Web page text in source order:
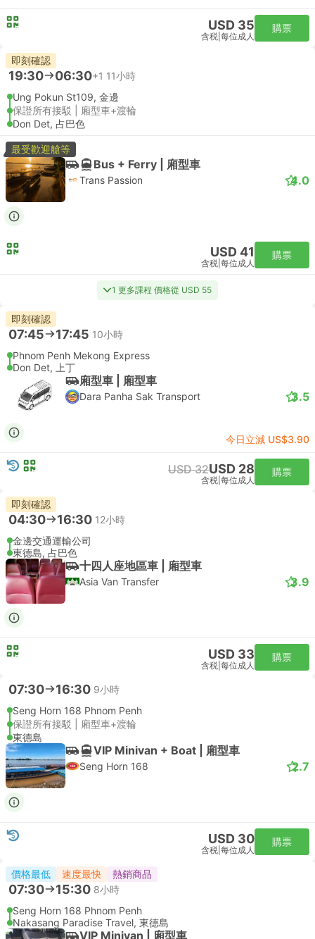
USD 35
含税 每位成人
購票
即刻確認
19:30 06:30+1 11小時
Ung Pokun St109, 金邊
保證所有接駁 | 廂型車+渡輪
Don Det, 占巴色
最受歡迎艙等
Bus + Ferry | 廂型車
Trans Passion 4.0
USD 41
含税 每位成人
購票
1 更多課程 價格從 USD 55
即刻確認
07:45 17:45 10小時
Phnom Penh Mekong Express
Don Det, 上丁
廂型車 | 廂型車
Dara Panha Sak Transport 3.5
今日立減 US$3.90
USD 32USD 28
含税 每位成人
購票
即刻確認
04:30 16:30 12小時
金邊交通運輸公司
東德島, 占巴色
十四人座地區車 | 廂型車
Asia Van Transfer 3.9
USD 33
含税 每位成人
購票
07:30 16:30 9小時
Seng Horn 168 Phnom Penh
保證所有接駁 | 廂型車+渡輪
東德島
VIP Minivan + Boat | 廂型車
Seng Horn 168 2.7
USD 30
含税 每位成人
購票
價格最低 速度最快 熱銷商品
07:30 15:30 8小時
Seng Horn 168 Phnom Penh
Nakasang Paradise Travel, 東德島
VIP Minivan | 廂型車